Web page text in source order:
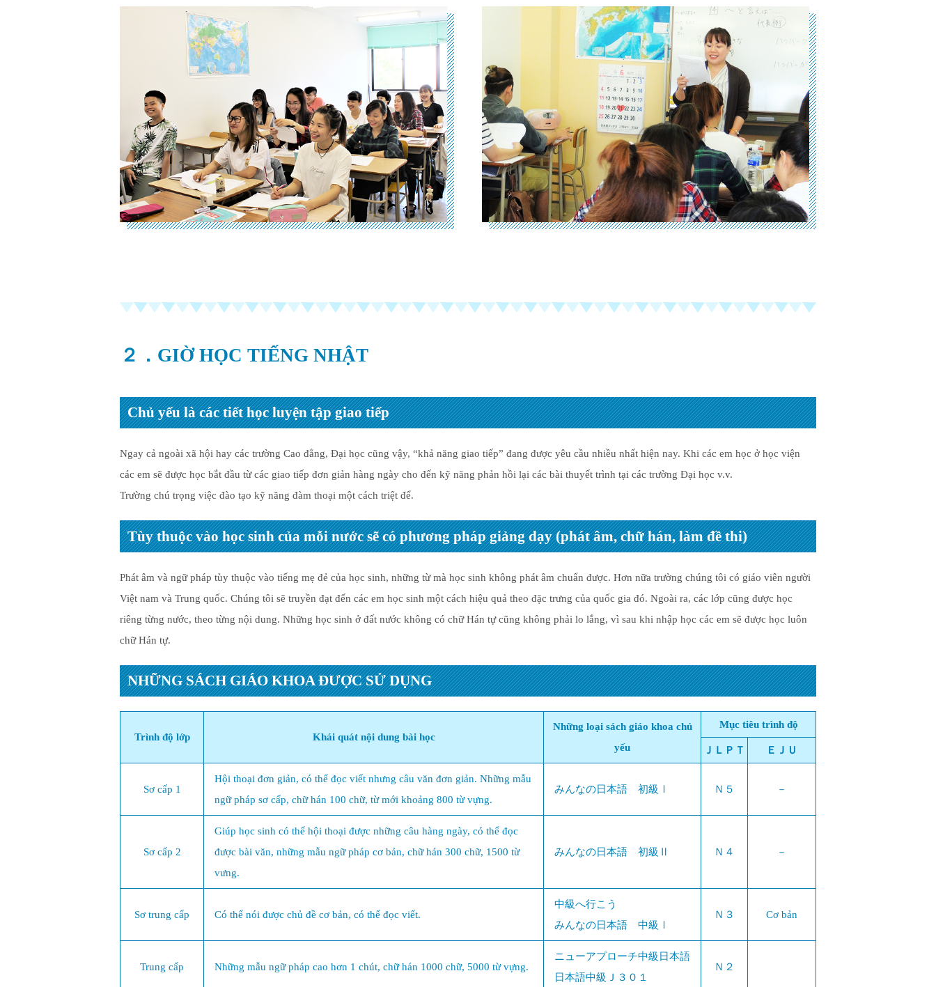
２．GIỜ HỌC TIẾNG NHẬT
Chủ yếu là các tiết học luyện tập giao tiếp
Ngay cả ngoài xã hội hay các trường Cao đẳng, Đại học cũng vậy, “khả năng giao tiếp” đang được yêu cầu nhiều nhất hiện nay. Khi các em học ở học viện
các em sẽ được học bắt đầu từ các giao tiếp đơn giản hàng ngày cho đến kỹ năng phản hồi lại các bài thuyết trình tại các trường Đại học v.v.
Trường chú trọng việc đào tạo kỹ năng đàm thoại một cách triệt để.
Tùy thuộc vào học sinh của mỗi nước sẽ có phương pháp giảng dạy (phát âm, chữ hán, làm đề thi)
Phát âm và ngữ pháp tùy thuộc vào tiếng mẹ đẻ của học sinh, những từ mà học sinh không phát âm chuẩn được. Hơn nữa trường chúng tôi có giáo viên người
Việt nam và Trung quốc. Chúng tôi sẽ truyền đạt đến các em học sinh một cách hiệu quả theo đặc trưng của quốc gia đó. Ngoài ra, các lớp cũng được học
riêng từng nước, theo từng nội dung. Những học sinh ở đất nước không có chữ Hán tự cũng không phải lo lắng, vì sau khi nhập học các em sẽ được học luôn
chữ Hán tự.
NHỮNG SÁCH GIÁO KHOA ĐƯỢC SỬ DỤNG
Trình độ lớp Khái quát nội dung bài học
Những loại sách giáo khoa chủ
yếu
Mục tiêu trình độ
ＪＬＰＴ ＥＪＵ
Sơ cấp 1
Hội thoại đơn giản, có thể đọc viết nhưng câu văn đơn giản. Những mẫu
ngữ pháp sơ cấp, chữ hán 100 chữ, từ mới khoảng 800 từ vựng.
みんなの日本語 初級Ⅰ Ｎ５ －
Sơ cấp 2
Giúp học sinh có thể hội thoại được những câu hàng ngày, có thể đọc
được bài văn, những mẫu ngữ pháp cơ bản, chữ hán 300 chữ, 1500 từ
vưng.
みんなの日本語 初級Ⅱ Ｎ４ －
Sơ trung cấp Có thể nói được chủ đề cơ bản, có thể đọc viết.
中級へ行こう
みんなの日本語 中級Ⅰ
Ｎ３ Cơ bản
Trung cấp Những mẫu ngữ pháp cao hơn 1 chút, chữ hán 1000 chữ, 5000 từ vựng.
ニューアプローチ中級日本語
日本語中級Ｊ３０１
Ｎ２